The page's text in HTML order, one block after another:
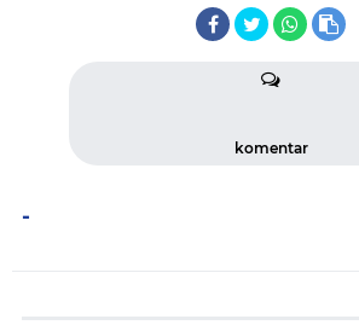
komentar
-